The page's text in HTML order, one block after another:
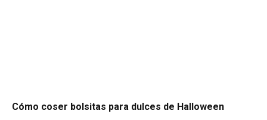
Cómo coser bolsitas para dulces de Halloween